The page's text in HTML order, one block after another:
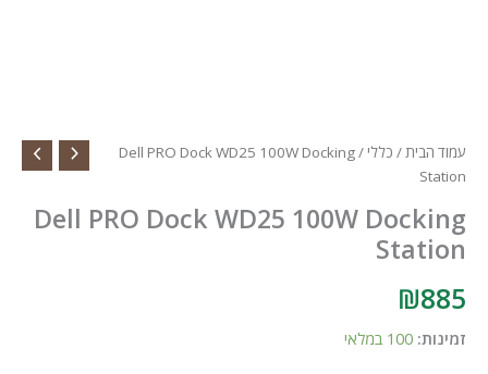
עמוד הבית/ כללי
/ Dell PRO Dock WD25 100W Docking
Station
Dell PRO Dock WD25 100W Docking
Station
₪885
זמינות: 100 במלאי